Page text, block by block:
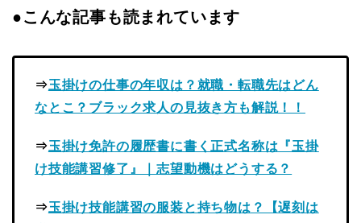
●こんな記事も読まれています
⇒玉掛けの仕事の年収は？就職・転職先はどん
なとこ？ブラック求人の見抜き方も解説！！
⇒玉掛け免許の履歴書に書く正式名称は『玉掛
け技能講習修了』｜志望動機はどうする？
⇒玉掛け技能講習の服装と持ち物は？【遅刻は